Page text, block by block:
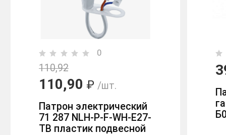
0
110,92
110,90 ₽ /шт.
Патрон электрический
71 287 NLH-P-F-WH-E27-
TB пластик подвесной